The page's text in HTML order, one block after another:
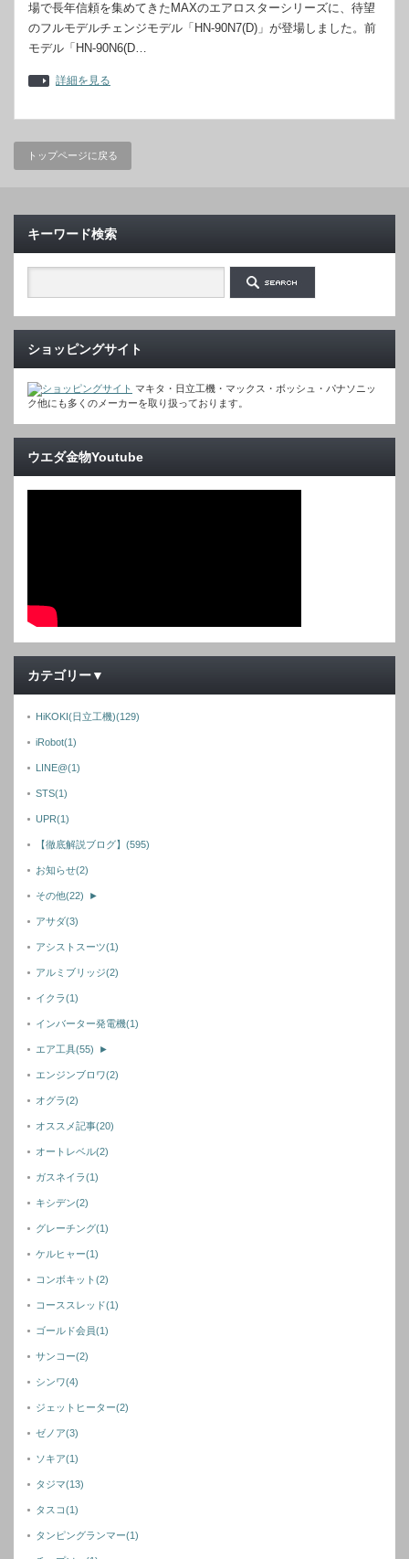
場で長年信頼を集めてきたMAXのエアロスターシリーズに、待望
のフルモデルチェンジモデル「HN-90N7(D)」が登場しました。前
モデル「HN-90N6(D…
詳細を見る
トップページに戻る
キーワード検索
ショッピングサイト
マキタ・日立工機・マックス・ボッシュ・パナソニッ
ク他にも多くのメーカーを取り扱っております。
ウエダ金物Youtube
カテゴリー▼
HiKOKI(日立工機)(129)
iRobot(1)
LINE@(1)
STS(1)
UPR(1)
【徹底解説ブログ】 (595)
お知らせ(2)
その他(22) ►
アサダ(3)
アシストスーツ(1)
アルミブリッジ(2)
イクラ(1)
インバーター発電機(1)
エア工具(55) ►
エンジンブロワ(2)
オグラ(2)
オススメ記事(20)
オートレベル(2)
ガスネイラ(1)
キシデン(2)
グレーチング(1)
ケルヒャー(1)
コンボキット(2)
コーススレッド(1)
ゴールド会員(1)
サンコー(2)
シンワ(4)
ジェットヒーター(2)
ゼノア(3)
ソキア(1)
タジマ(13)
タスコ(1)
タンピングランマー(1)